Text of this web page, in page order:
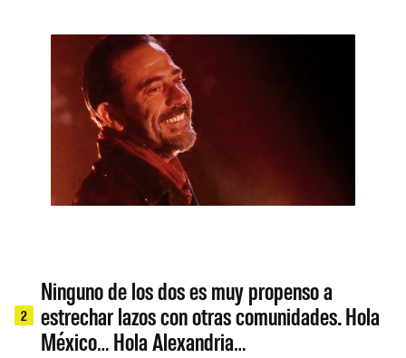
2
Ninguno de los dos es muy propenso a
estrechar lazos con otras comunidades. Hola
México… Hola Alexandria…